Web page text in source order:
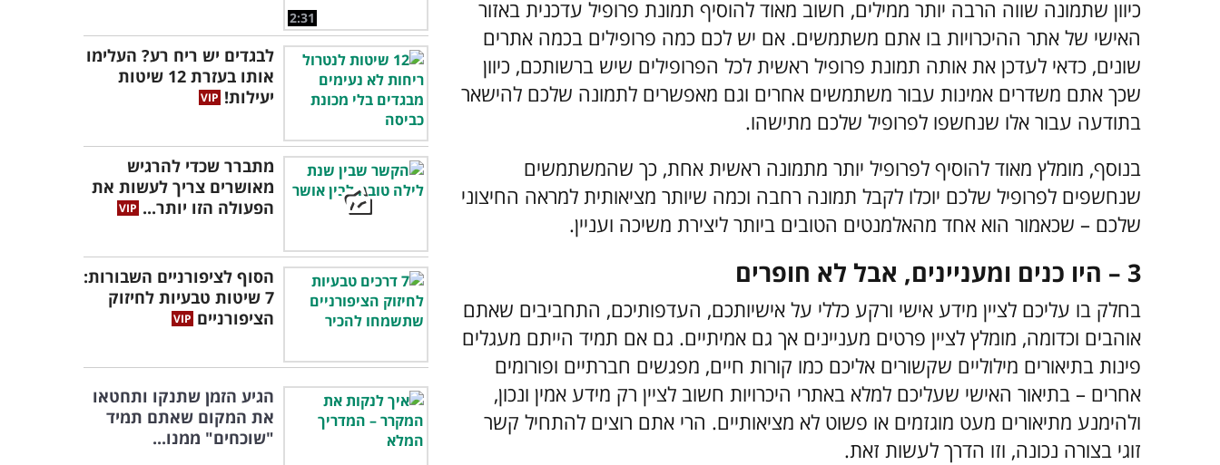
כיוון שתמונה שווה הרבה יותר ממילים, חשוב מאוד להוסיף תמונת פרופיל עדכנית באזור
האישי של אתר ההיכרויות בו אתם משתמשים. אם יש לכם כמה פרופילים בכמה אתרים
שונים, כדאי לעדכן את אותה תמונת פרופיל ראשית לכל הפרופילים שיש ברשותכם, כיוון
שכך אתם משדרים אמינות עבור משתמשים אחרים וגם מאפשרים לתמונה שלכם להישאר
בתודעה עבור אלו שנחשפו לפרופיל שלכם מתישהו.
בנוסף, מומלץ מאוד להוסיף לפרופיל יותר מתמונה ראשית אחת, כך שהמשתמשים
שנחשפים לפרופיל שלכם יוכלו לקבל תמונה רחבה וכמה שיותר מציאותית למראה החיצוני
שלכם – שכאמור הוא אחד מהאלמנטים הטובים ביותר ליצירת משיכה ועניין.
3 – היו כנים ומעניינים, אבל לא חופרים
בחלק בו עליכם לציין מידע אישי ורקע כללי על אישיותכם, העדפותיכם, התחביבים שאתם
אוהבים וכדומה, מומלץ לציין פרטים מעניינים אך גם אמיתיים. גם אם תמיד הייתם מעגלים
פינות בתיאורים מילוליים שקשורים אליכם כמו קורות חיים, מפגשים חברתיים ופורומים
אחרים – בתיאור האישי שעליכם למלא באתרי היכרויות חשוב לציין רק מידע אמין ונכון,
ולהימנע מתיאורים מעט מוגזמים או פשוט לא מציאותיים. הרי אתם רוצים להתחיל קשר
זוגי בצורה נכונה, וזו הדרך לעשות זאת.
2:31
לבגדים יש ריח רע? העלימו
אותו בעזרת 12 שיטות
יעילות!
מתברר שכדי להרגיש
מאושרים צריך לעשות את
הפעולה הזו יותר...
הסוף לציפורניים השבורות:
7 שיטות טבעיות לחיזוק
הציפורניים
הגיע הזמן שתנקו ותחטאו
את המקום שאתם תמיד
"שוכחים" ממנו...